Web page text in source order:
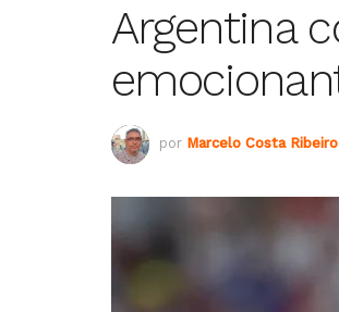
Argentina
por Marcelo Costa Ribeiro